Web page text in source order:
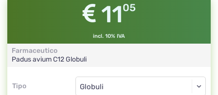
1105
incl. 10% IVA
Farmaceutico
Padus aviumC12Globuli
Tipo
Tipo